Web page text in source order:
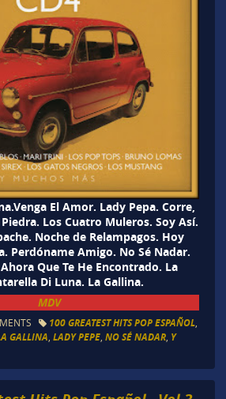
El Amor. Lady Pepa. Corre,
Los Cuatro Muleros. Soy Así.
Noche de Relampagos. Hoy
Perdóname Amigo. No Sé Nadar.
Que Te He Encontrado. La
Di Luna. La Gallina.
MDV
100 GREATEST HITS POP ESPAÑOL,
GALLINA, LADY PEPE, NO SÉ NADAR, Y